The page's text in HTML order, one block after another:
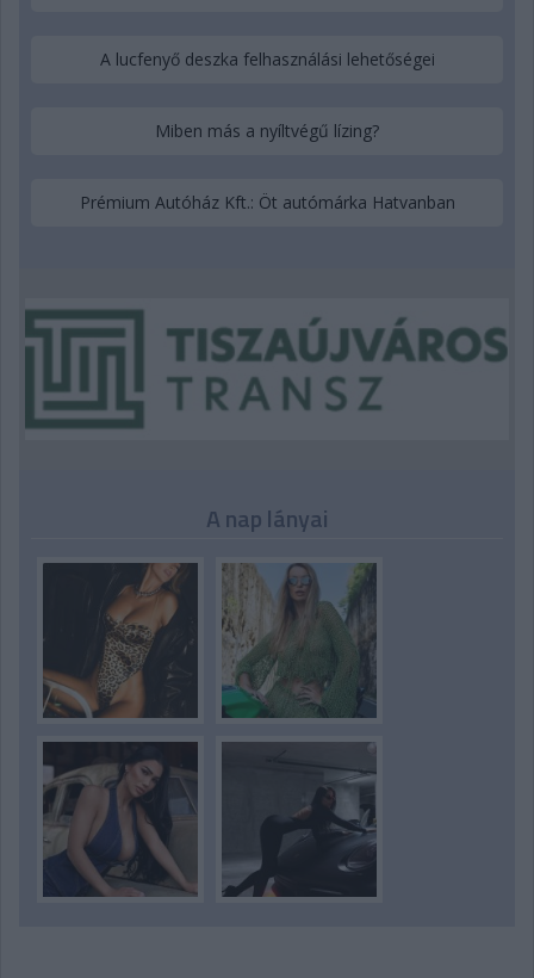
A lucfenyő deszka felhasználási lehetőségei
Miben más a nyíltvégű lízing?
Prémium Autóház Kft.: Öt autómárka Hatvanban
A nap lányai